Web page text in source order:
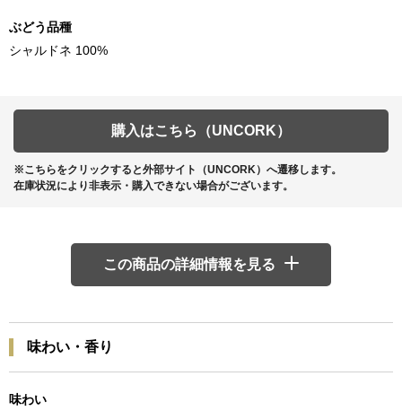
ぶどう品種
シャルドネ 100%
購入はこちら（UNCORK）
※こちらをクリックすると外部サイト（UNCORK）へ遷移します。
在庫状況により非表示・購入できない場合がございます。
この商品の詳細情報を見る
味わい・香り
味わい